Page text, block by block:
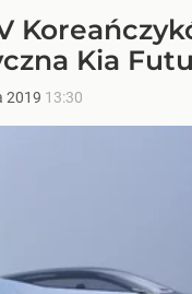
Kia
2019 13:30